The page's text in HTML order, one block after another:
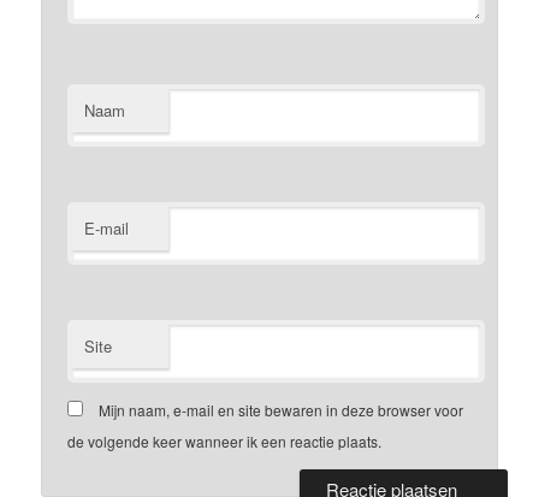
Naam
E-mail
Site
Mijn naam, e-mail en site bewaren in deze browser voor
de volgende keer wanneer ik een reactie plaats.